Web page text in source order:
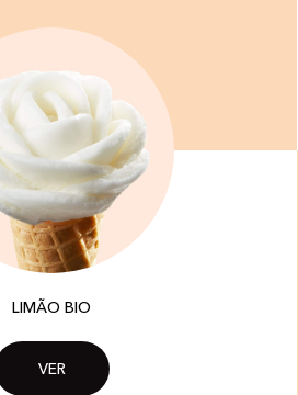
LIMÃO BIO
VER